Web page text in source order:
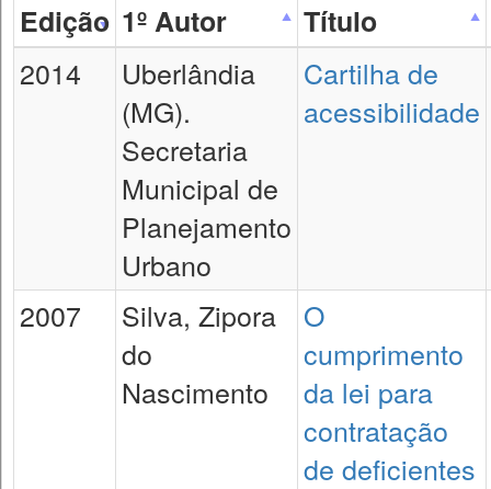
Edição 1º Autor
Título
2014
Uberlândia
(MG).
Secretaria
Municipal de
Planejamento
Urbano
Cartilha de
acessibilidade
2007
Silva, Zipora
do
Nascimento
O
cumprimento
da lei para
contratação
de deficientes